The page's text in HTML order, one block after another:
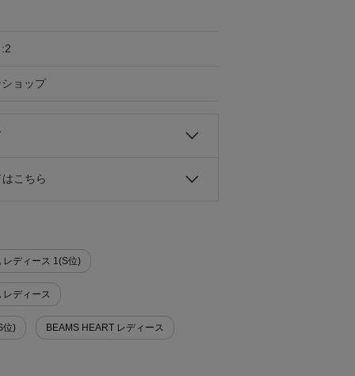
:2
ショップ
こちら
レディース 1(S位)
レディース
位) BEAMS HEART レディース